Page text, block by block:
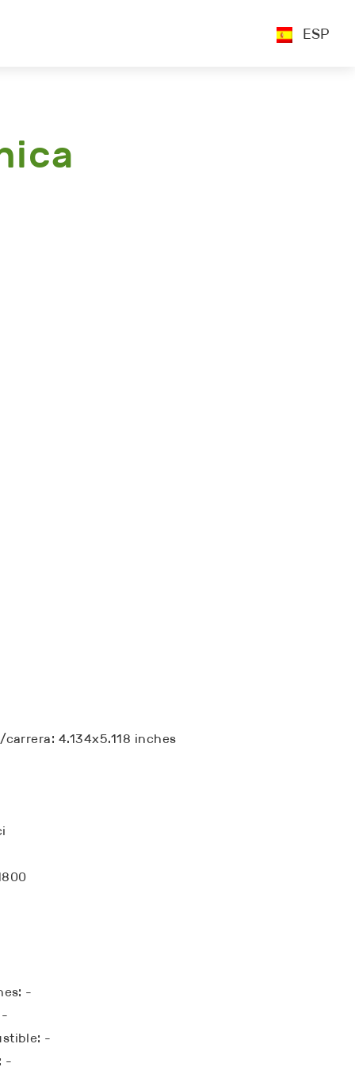
ESP
4.134x5.118 inches
-
-
-
-